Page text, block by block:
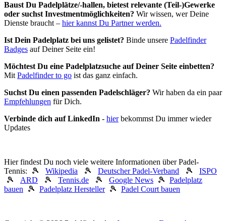
Baust Du Padel­plätze/-hallen, bietest relevante (Teil-)Gewerke
oder suchst In­vest­ment­möglich­keiten? Wir wissen, wer Deine
Dienste braucht – hier kannst Du Partner werden.
Ist Dein Padelplatz bei uns gelistet? Binde unsere Padelfinder
Badges auf Deiner Seite ein!
Möchtest Du eine Padelplatzsuche auf Deiner Seite einbetten?
MitPadelfinder to go ist das ganz einfach.
Suchst Du einen passenden Padelschläger? Wir haben da ein paar
Empfehlungen für Dich.
Verbinde dich auf LinkedIn - hierbekommst Du immer wieder
Updates
Hier findest Du noch viele weitere Informationen über Padel-
Tennis: 🎾 Wikipedia 🎾 Deutscher Padel-Verband 🎾 ISPO
🎾 ARD 🎾 Tennis.de 🎾 Google News 🎾 Padelplatz
bauen 🎾 Padelplatz Hersteller🎾 Padel Court bauen